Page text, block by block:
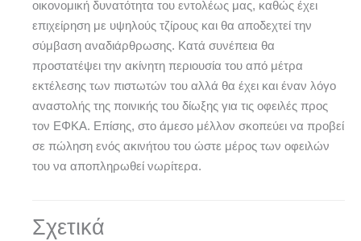
οικονομική δυνατότητα του εντολέως μας, καθώς έχει
επιχείρηση με υψηλούς τζίρους και θα αποδεχτεί την
σύμβαση αναδιάρθρωσης. Κατά συνέπεια θα
προστατέψει την ακίνητη περιουσία του από μέτρα
εκτέλεσης των πιστωτών του αλλά θα έχει και έναν λόγο
αναστολής της ποινικής του δίωξης για τις οφειλές προς
τον ΕΦΚΑ. Επίσης, στο άμεσο μέλλον σκοπεύει να προβεί
σε πώληση ενός ακινήτου του ώστε μέρος των οφειλών
του να αποπληρωθεί νωρίτερα.
Σχετικά